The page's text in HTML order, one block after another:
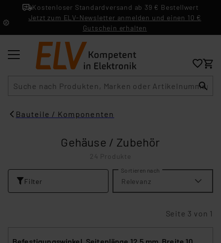
Kostenloser Standardversand ab 39 € Bestellwert
Jetzt zum ELV-Newsletter anmelden und einen 10 €
Gutschein erhalten
Bauteile / Komponenten
Gehäuse / Zubehör
24 Produkte
Filter
Sortieren nach
Relevanz
Seite 3 von 1